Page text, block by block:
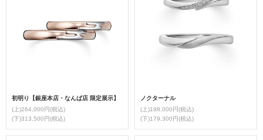
初明り【銀座本店・なんば店 限定展示】
(上)264,000円(税込)
(下)313,500円(税込)
ノクターナル
(上)198,000円(税込)
(下)179,300円(税込)